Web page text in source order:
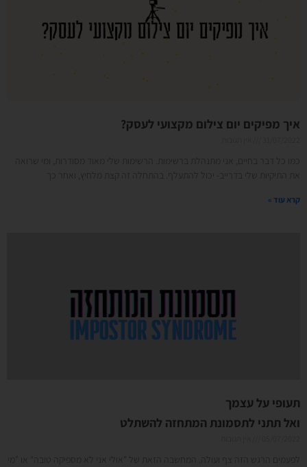
איך מפיקים יום צילום מקצועי לעסק?
כמו כל דבר בחיים, אני מתנהלת ברשימות. הרשימות שלי מאוד מסודרות, ומי שרואה
את התיקיות שלי בדרייב- יכול להתעלף. בהתחלה זה קצת מלחיץ, ואחר כך
קרא עוד »
תעופי על עצמך
ואל תתני לתסמונת המתחזה להשתלט
לפעמים הרגש הזה צף ועולה. המחשבה הזאת של "אולי אני לא מספיקה טובה" או "מי